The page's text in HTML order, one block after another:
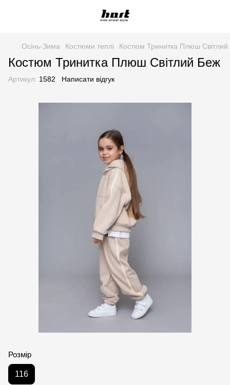
Осінь-Зима Костюми теплі Костюм Тринитка Плюш
Костюм Тринитка Плюш Світлий Беж
Артикул: 1582 Написати відгук
Розмір
116